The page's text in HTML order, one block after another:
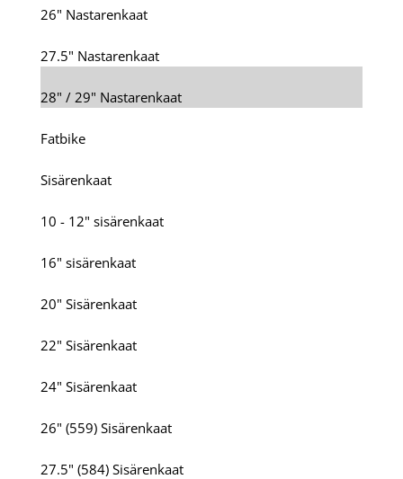
26" Nastarenkaat
27.5" Nastarenkaat
28" / 29" Nastarenkaat
Fatbike
Sisärenkaat
10 - 12" sisärenkaat
16" sisärenkaat
20" Sisärenkaat
22" Sisärenkaat
24" Sisärenkaat
26" (559) Sisärenkaat
27.5" (584) Sisärenkaat